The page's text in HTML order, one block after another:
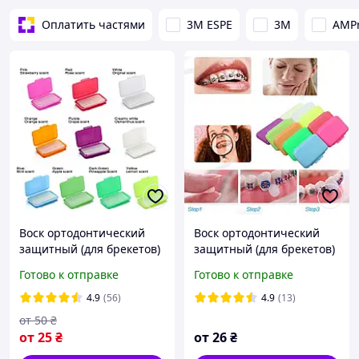
Оплатить частями 3M ESPE 3М
Воск ортодонтический
защитный (для брекетов)
Готово к отправке
4.9 (56)
от25₴
от 50 ₴
Воск ортодонтический
защитный (для брекетов)
Готово к отправке
4.9 (13)
от26₴